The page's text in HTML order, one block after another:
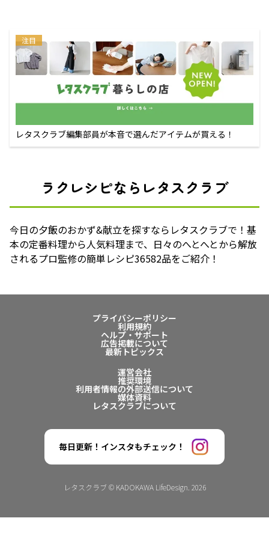
注目
レタスクラブ編集部員が本音で選んだアイテムが買える！
ラクレシピならレタスクラブ
今日の夕飯のおかず&献立を探すならレタスクラブで！基
本の定番料理から人気料理まで、日々のへとへとから解放
されるプロ監修の簡単レシピ36582品をご紹介！
プライバシーポリシー
利用規約
ヘルプ・サポート
広告掲載について
最新トピックス
運営会社
推奨環境
利用者情報の外部送信について
媒体資料
レタスクラブについて
毎日更新！インスタもチェック！
レタスクラブ © KADOKAWA LifeDesign. 2026